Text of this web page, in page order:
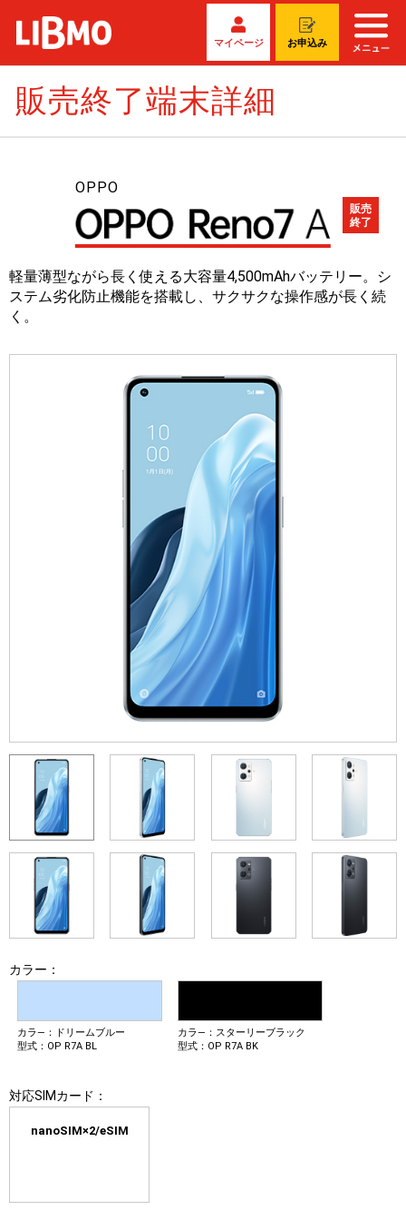
マイページ お申込み
販売終了端末詳細
OPPO
販売
終了
軽量薄型ながら長く使える大容量4,500mAhバッテリー。シ
ステム劣化防止機能を搭載し、サクサクな操作感が長く続
く。
カラー：
カラ―：ドリームブルー
型式：OP R7A BL
カラ―：スターリーブラック
型式：OP R7A BK
対応SIMカード：
nanoSIM×2/eSIM